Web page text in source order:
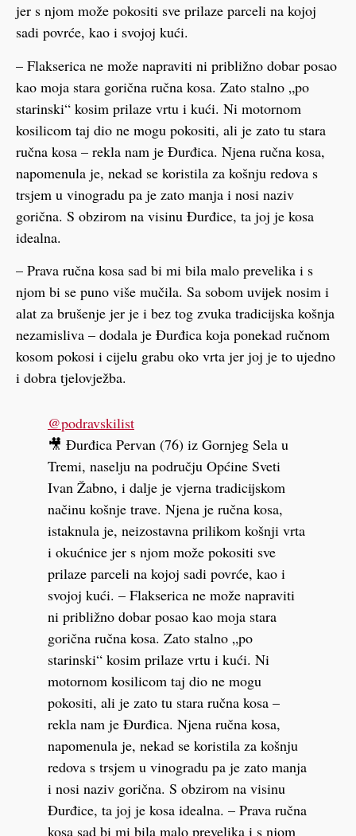
jer s njom može pokositi sve prilaze parceli na kojoj
sadi povrće, kao i svojoj kući.
– Flakserica ne može napraviti ni približno dobar posao
kao moja stara gorična ručna kosa. Zato stalno „po
starinski“ kosim prilaze vrtu i kući. Ni motornom
kosilicom taj dio ne mogu pokositi, ali je zato tu stara
ručna kosa – rekla nam je Đurđica. Njena ručna kosa,
napomenula je, nekad se koristila za košnju redova s
trsjem u vinogradu pa je zato manja i nosi naziv
gorična. S obzirom na visinu Đurđice, ta joj je kosa
idealna.
– Prava ručna kosa sad bi mi bila malo prevelika i s
njom bi se puno više mučila. Sa sobom uvijek nosim i
alat za brušenje jer je i bez tog zvuka tradicijska košnja
nezamisliva – dodala je Đurđica koja ponekad ručnom
kosom pokosi i cijelu grabu oko vrta jer joj je to ujedno
i dobra tjelovježba.
@podravskilist
🎥 Đurđica Pervan (76) iz Gornjeg Sela u
Tremi, naselju na području Općine Sveti
Ivan Žabno, i dalje je vjerna tradicijskom
načinu košnje trave. Njena je ručna kosa,
istaknula je, neizostavna prilikom košnji vrta
i okućnice jer s njom može pokositi sve
prilaze parceli na kojoj sadi povrće, kao i
svojoj kući. – Flakserica ne može napraviti
ni približno dobar posao kao moja stara
gorična ručna kosa. Zato stalno „po
starinski“ kosim prilaze vrtu i kući. Ni
motornom kosilicom taj dio ne mogu
pokositi, ali je zato tu stara ručna kosa –
rekla nam je Đurđica. Njena ručna kosa,
napomenula je, nekad se koristila za košnju
redova s trsjem u vinogradu pa je zato manja
i nosi naziv gorična. S obzirom na visinu
Đurđice, ta joj je kosa idealna. – Prava ručna
kosa sad bi mi bila malo prevelika i s njom